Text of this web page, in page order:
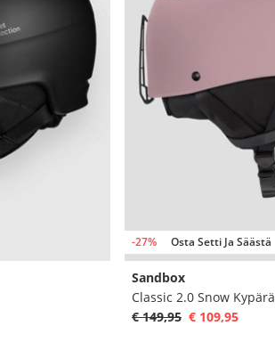
-27% Osta Setti Ja Säästä
Sandbox
Classic 2.0 Snow Kypärä
€ 149,95 € 109,95